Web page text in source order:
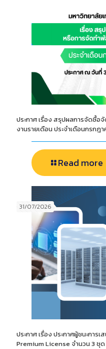
ประกาศ เรื่อง สรุปผลการจัดซื้
งานรายเดือน ประจำเดือนกรกฎ
Read more
31/07/2026
ประกาศ เรื่อง ประกาศผู้ชนะการ
Premium License จำนวน 3 ชุด